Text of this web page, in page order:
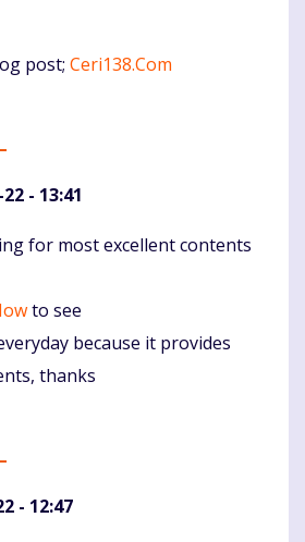
post; Ceri138.Com
- 13:41
for most excellent contents
to see
because it provides
thanks
- 12:47